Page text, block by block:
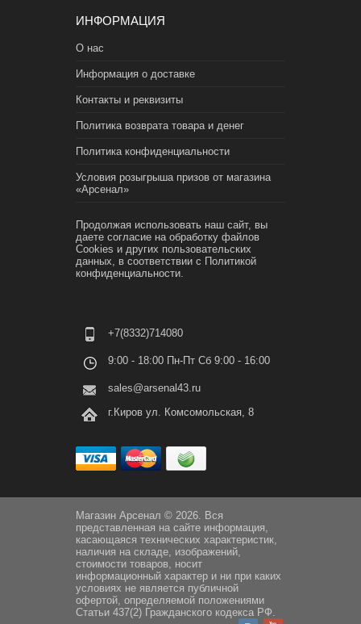
ИНФОРМАЦИЯ
О нас
Информация о доставке
Контакты и реквизиты
Политика возврата товара и денег
Политика конфиденциальности
Условия розыгрыша призов от магазина
«Арсенал»
Продолжая использовать наш сайт, вы
даете согласие на обработку файлов
Cookies и других пользовательских
данных, в соответствии с Политикой
конфиденциальности.
+7(8332)714080
9:00 - 18:00 Пн-Пт Сб 9:00 - 16:00
sales@arsenal43.ru
г.Киров ул. Комсомольская, 8
Магазин Арсенал © 2026. Вся
представленная на сайте информация,
касающаяся технических характеристик,
наличия на складе, изображений,
стоимости товаров, носит
информационный характер и ни при каких
условиях не является публичной
офертой, определяемой положениями
Статьи 437(2) Гражданского кодекса РФ.